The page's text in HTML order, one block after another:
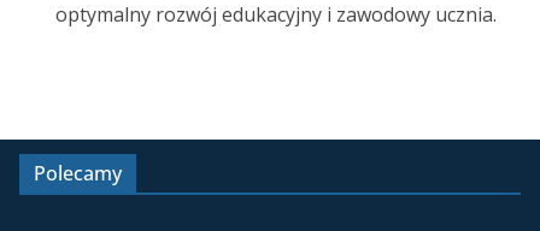
optymalny rozwój edukacyjny i zawodowy ucznia.
Polecamy